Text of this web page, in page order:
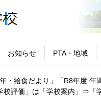
お知らせ PTA・地域
・給食だより」「R8年度 年
校評価」は「学校案内」⇒「